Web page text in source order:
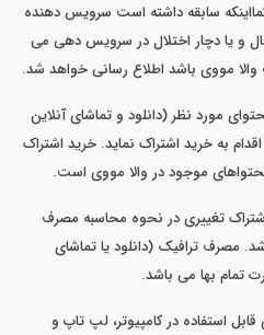
سابقه داشته است سرویس دهنده
و یا دچار اختلال در سرویس دهی می
مووی باشد اطلاع رسانی خواهد شد.
مورد نظر (دانلود و تماشای آنلاین
به خرید اشتراک نماید. خرید اشتراک
موجود در والا مووی است.
تغییری در نحوه محاسبه مصرف
مصرف ترافیک (دانلود یا تماشای
تمام بها می باشد.
استفاده در کامپیوتر، لپ تاپ و